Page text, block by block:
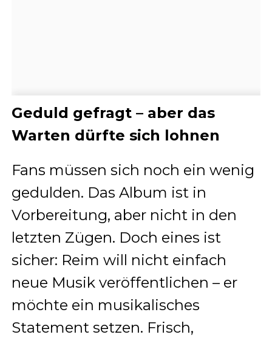
Geduld gefragt – aber das
Warten dürfte sich lohnen
Fans müssen sich noch ein wenig
gedulden. Das Album ist in
Vorbereitung, aber nicht in den
letzten Zügen. Doch eines ist
sicher: Reim will nicht einfach
neue Musik veröffentlichen – er
möchte ein musikalisches
Statement setzen. Frisch,